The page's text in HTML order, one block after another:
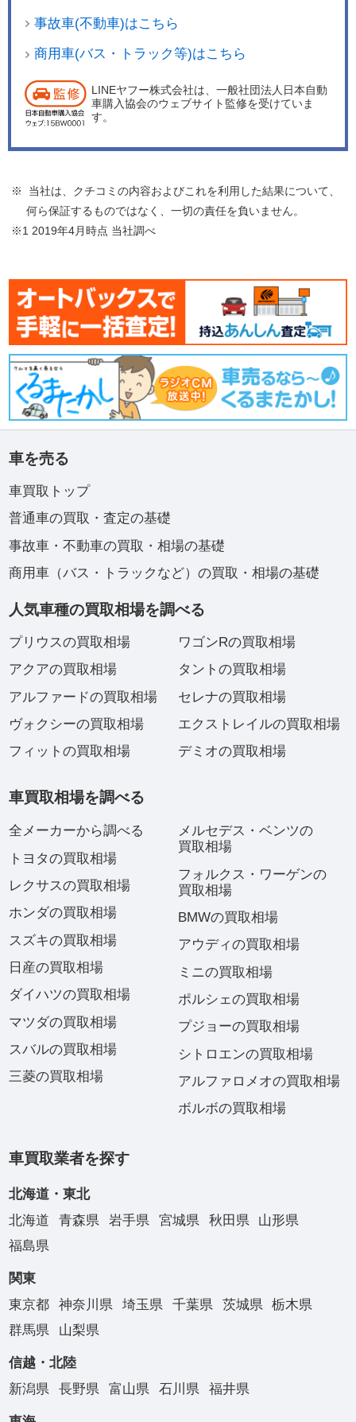
事故車(不動車)はこちら
商用車(バス・トラック等)はこちら
LINEヤフー株式会社は、一般社団法人日本自動
車購入協会のウェブサイト監修を受けていま
す。
※ 当社は、クチコミの内容およびこれを利用した結果について、
何ら保証するものではなく、一切の責任を負いません。
※1 2019年4月時点 当社調べ
車を売る
車買取トップ
普通車の買取・査定の基礎
事故車・不動車の買取・相場の基礎
商用車（バス・トラックなど）の買取・相場の基礎
人気車種の買取相場を調べる
プリウスの買取相場
アクアの買取相場
アルファードの買取相場
ヴォクシーの買取相場
フィットの買取相場
ワゴンRの買取相場
タントの買取相場
セレナの買取相場
エクストレイルの買取相場
デミオの買取相場
車買取相場を調べる
全メーカーから調べる
トヨタの買取相場
レクサスの買取相場
ホンダの買取相場
スズキの買取相場
日産の買取相場
ダイハツの買取相場
マツダの買取相場
スバルの買取相場
三菱の買取相場
メルセデス・ベンツの
買取相場
フォルクス・ワーゲンの
買取相場
BMWの買取相場
アウディの買取相場
ミニの買取相場
ポルシェの買取相場
プジョーの買取相場
シトロエンの買取相場
アルファロメオの買取相場
ボルボの買取相場
車買取業者を探す
北海道・東北
北海道
青森県 岩手県 宮城県 秋田県
山形県
福島県
関東
東京都
神奈川県 埼玉県 千葉県 茨城県
栃木県
群馬県
山梨県
信越・北陸
新潟県
長野県 富山県 石川県 福井県